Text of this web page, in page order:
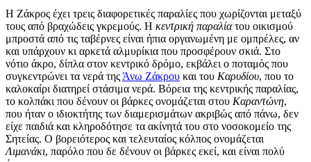
Η Ζάκρος έχει τρεις διαφορετικές παραλίες που χωρίζονται μεταξύ
τους από βραχώδεις γκρεμούς. Η κεντρική παραλίατου οικισμού
μπροστά από τις ταβέρνες είναι ήπια οργανωμένη με ομπρέλες, αν
και υπάρχουν κι αρκετά αλμυρίκια που προσφέρουν σκιά. Στο
νότιο άκρο, δίπλα στον κεντρικό δρόμο, εκβάλει ο ποταμός που
συγκεντρώνει τα νερά της Άνω Ζάκρου και του Καρυδίου, που το
καλοκαίρι διατηρεί στάσιμα νερά. Βόρεια της κεντρικής παραλίας,
το κολπάκι που δένουν οι βάρκες ονομάζεται στου Καραντώνη,
που ήταν ο ιδιοκτήτης των διαμερισμάτων ακριβώς από πάνω, δεν
είχε παιδιά και κληροδότησε τα ακίνητά του στο νοσοκομείο της
Σητείας. Ο βορειότερος και τελευταίος κόλπος ονομάζεται
Λιμανάκι, παρόλο που δε δένουν οι βάρκες εκεί, και είναι πολύ